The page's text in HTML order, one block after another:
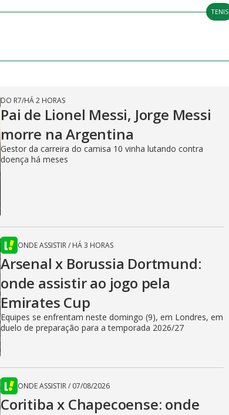
TENIS
DO R7/HÁ 2 HORAS
Pai de Lionel Messi, Jorge Messi
morre na Argentina
Gestor da carreira do camisa 10 vinha lutando contra
doença há meses
ONDE ASSISTIR/ HÁ 3 HORAS
Arsenal x Borussia Dortmund:
onde assistir ao jogo pela
Emirates Cup
Equipes se enfrentam neste domingo (9), em Londres, em
duelo de preparação para a temporada 2026/27
ONDE ASSISTIR/ 07/08/2026
Coritiba x Chapecoense: onde